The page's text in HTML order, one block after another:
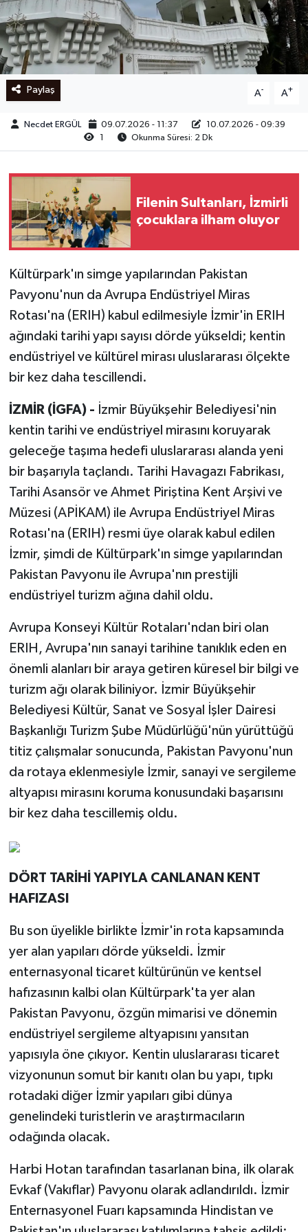
Paylaş A- A+
Necdet ERGÜL 09.07.2026 - 11:37
10.07.2026 - 09:39
1
Okunma Süresi: 2 Dk
Filenin Sultanları, İzmirli
çocuklara ilham oluyor
Kültürpark'ın simge yapılarından Pakistan
Pavyonu'nun da Avrupa Endüstriyel Miras
Rotası'na (ERIH) kabul edilmesiyle İzmir'in ERIH
ağındaki tarihi yapı sayısı dörde yükseldi; kentin
endüstriyel ve kültürel mirası uluslararası ölçekte
bir kez daha tescillendi.
İZMİR (İGFA) - İzmir Büyükşehir Belediyesi'nin
kentin tarihi ve endüstriyel mirasını koruyarak
geleceğe taşıma hedefi uluslararası alanda yeni
bir başarıyla taçlandı. Tarihi Havagazı Fabrikası,
Tarihi Asansör ve Ahmet Piriştina Kent Arşivi ve
Müzesi (APİKAM) ile Avrupa Endüstriyel Miras
Rotası'na (ERIH) resmi üye olarak kabul edilen
İzmir, şimdi de Kültürpark'ın simge yapılarından
Pakistan Pavyonu ile Avrupa'nın prestijli
endüstriyel turizm ağına dahil oldu.
Avrupa Konseyi Kültür Rotaları'ndan biri olan
ERIH, Avrupa'nın sanayi tarihine tanıklık eden en
önemli alanları bir araya getiren küresel bir bilgi ve
turizm ağı olarak biliniyor. İzmir Büyükşehir
Belediyesi Kültür, Sanat ve Sosyal İşler Dairesi
Başkanlığı Turizm Şube Müdürlüğü'nün yürüttüğü
titiz çalışmalar sonucunda, Pakistan Pavyonu'nun
da rotaya eklenmesiyle İzmir, sanayi ve sergileme
altyapısı mirasını koruma konusundaki başarısını
bir kez daha tescillemiş oldu.
DÖRT TARİHİ YAPIYLA CANLANAN KENT
HAFIZASI
Bu son üyelikle birlikte İzmir'in rota kapsamında
yer alan yapıları dörde yükseldi. İzmir
enternasyonal ticaret kültürünün ve kentsel
hafızasının kalbi olan Kültürpark'ta yer alan
Pakistan Pavyonu, özgün mimarisi ve dönemin
endüstriyel sergileme altyapısını yansıtan
yapısıyla öne çıkıyor. Kentin uluslararası ticaret
vizyonunun somut bir kanıtı olan bu yapı, tıpkı
rotadaki diğer İzmir yapıları gibi dünya
genelindeki turistlerin ve araştırmacıların
odağında olacak.
Harbi Hotan tarafından tasarlanan bina, ilk olarak
Evkaf (Vakıflar) Pavyonu olarak adlandırıldı. İzmir
Enternasyonel Fuarı kapsamında Hindistan ve
Ege
İzmir
İletişim
Künye